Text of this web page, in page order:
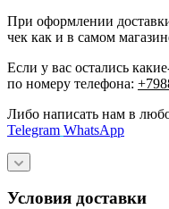
При оформлении
чек как и в самом
Если у вас остались
по номеру телефона:
Либо написать нам в
Telegram WhatsApp
Условия доставки